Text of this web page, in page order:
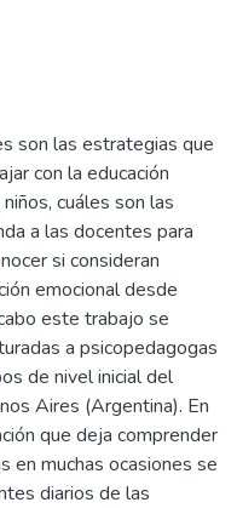
son las estrategias que
con la educación
cuáles son las
a las docentes para
si consideran
emocional desde
este trabajo se
a psicopedagogas
de nivel inicial del
Aires (Argentina). En
que deja comprender
en muchas ocasiones se
diarios de las